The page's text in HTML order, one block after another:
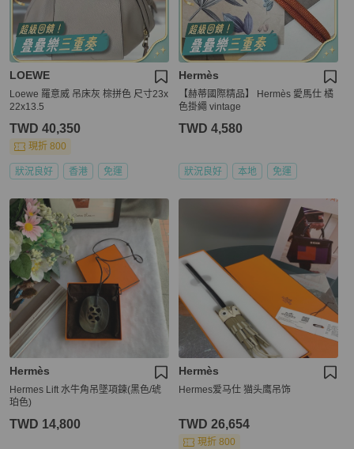
LOEWE
Loewe 羅意威 吊床灰 棕拼色 尺寸23x
22x13.5
TWD 40,350
現折 800
狀況良好 香港 免運
Hermès
【赫蒂國際精品】 Hermès 愛馬仕 橘
色掛繩 vintage
TWD 4,580
狀況良好 本地 免運
Hermès
Hermes Lift 水牛角吊墜項鍊(黑色/琥
珀色)
TWD 14,800
Hermès
Hermes爱马仕 猫头鹰吊饰
TWD 26,654
現折 800